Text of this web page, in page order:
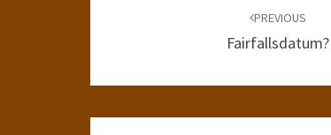
PREVIOUS
Fairfallsdatum?